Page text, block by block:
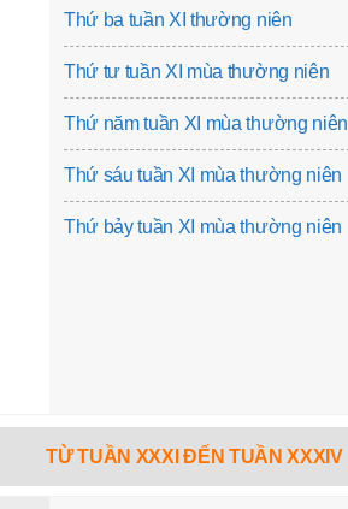
Thứ ba tuần XI thường niên
Thứ tư tuần XI mùa thường niên
Thứ năm tuần XI mùa thường niên
Thứ sáu tuần XI mùa thường niên
Thứ bảy tuần XI mùa thường niên
TỪ TUẦN XXXI ĐẾN TUẦN XXXIV